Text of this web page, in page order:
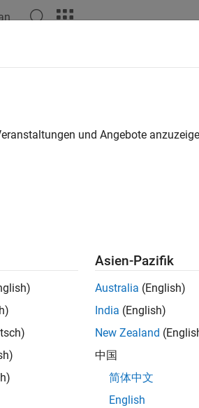
of 302.023
und Angebote
Asien-Pazifik
Australia (English)
India (English)
New Zealand
中国
简体中文
English